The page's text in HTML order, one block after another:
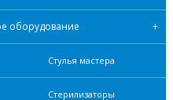
оборудование
Стулья мастера
Стерилизаторы